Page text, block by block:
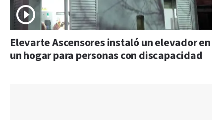
Elevarte Ascensores instaló un elevador en
un hogar para personas con discapacidad